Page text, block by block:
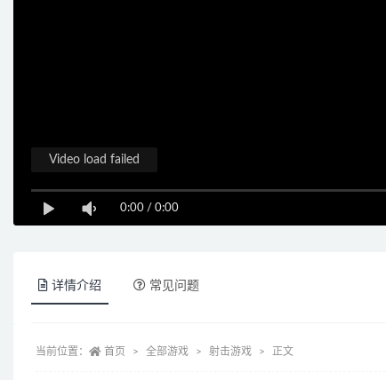
0:00 / 0:00
Video load failed
详情介绍 常见问题
当前位置： 首页 全部游戏 射击游戏 正文